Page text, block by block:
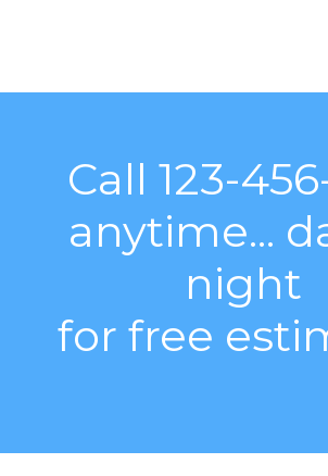
Call 123-
anytime...
night
for free